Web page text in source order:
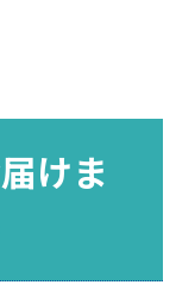
円／件
円／件
けま